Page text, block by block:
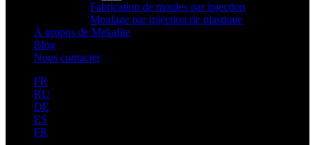
Fabrication de moules par injection
Moulage par injection de plastique
À propos de Mekalite
Blog
Nous contacter
FR
RU
DE
ES
FR